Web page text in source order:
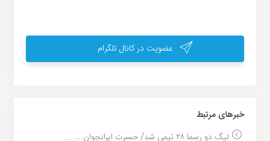
عضویت در کانال تلگرام
خبر‌های مرتبط
لیگ دو رسما ۲۸ تیمی شد/ حسرت ایرانجوان…....